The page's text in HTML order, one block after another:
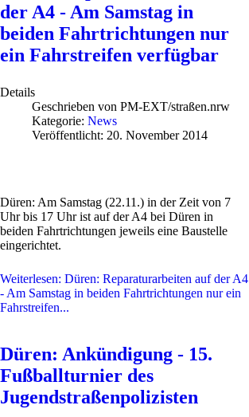
der A4 - Am Samstag in
beiden Fahrtrichtungen nur
ein Fahrstreifen verfügbar
Details
Geschrieben von PM-EXT/straßen.nrw
Kategorie: News
Veröffentlicht: 20. November 2014
Düren: Am Samstag (22.11.) in der Zeit von 7
Uhr bis 17 Uhr ist auf der A4 bei Düren in
beiden Fahrtrichtungen jeweils eine Baustelle
eingerichtet.
Weiterlesen: Düren: Reparaturarbeiten auf der A4
- Am Samstag in beiden Fahrtrichtungen nur ein
Fahrstreifen...
Düren: Ankündigung - 15.
Fußballturnier des
Jugendstraßenpolizisten